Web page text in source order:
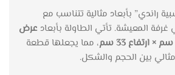
راندي” بأبعاد مثالية تتناسب مع
المعيشة. تأتي الطاولة بأبعاد عرض
، مما يجعلها قطعة
بين الحجم والشكل.